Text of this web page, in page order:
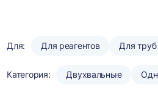
Для: Для реагентов Для труб
Категория: Двухвальные